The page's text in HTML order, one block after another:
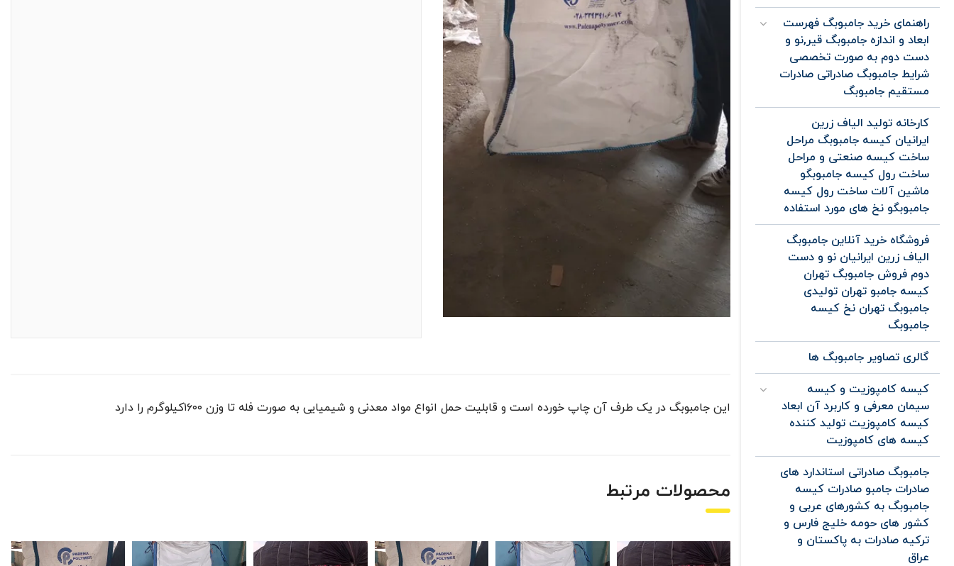
راهنمای خرید جامبوبگ فهرست
ابعاد و اندازه جامبوبگ قیر,نو و
دست دوم به صورت تخصصی
شرایط جامبوبگ صادراتی صادرات
مستقیم جامبوبگ
کارخانه تولید الیاف زرین
ایرانیان کیسه جامبوبگ مراحل
ساخت کیسه صنعتی و مراحل
ساخت رول کیسه جامبوبگو
ماشین آلات ساخت رول کیسه
جامبوبگو نخ های مورد استفاده
فروشگاه خرید آنلاین جامبوبگ
الیاف زرین ایرانیان نو و دست
دوم فروش جامبوبگ تهران
کیسه جامبو تهران تولیدی
جامبوبگ تهران نخ کیسه
جامبوبگ
گالری تصاویر جامبوبگ ها
کیسه کامپوزیت و کیسه
سیمان معرفی و کاربرد آن ابعاد
کیسه کامپوزیت تولید کننده
کیسه های کامپوزیت
جامبوبگ صادراتی استاندارد های
صادرات جامبو صادرات کیسه
جامبوبگ به کشورهای عربی و
کشور های حومه خلیج فارس و
ترکیه صادرات به پاکستان و
عراق
این جامبوبگ در یک طرف آن چاپ خورده است و قابلیت حمل انواع مواد معدنی و شیمیایی به صورت فله تا وزن ۱۶۰۰کیلوگرم را دارد
محصولات مرتبط